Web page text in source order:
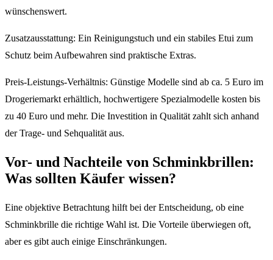
wünschenswert.
Zusatzausstattung: Ein Reinigungstuch und ein stabiles Etui zum
Schutz beim Aufbewahren sind praktische Extras.
Preis-Leistungs-Verhältnis: Günstige Modelle sind ab ca. 5 Euro im
Drogeriemarkt erhältlich, hochwertigere Spezialmodelle kosten bis
zu 40 Euro und mehr. Die Investition in Qualität zahlt sich anhand
der Trage- und Sehqualität aus.
Vor- und Nachteile von Schminkbrillen:
Was sollten Käufer wissen?
Eine objektive Betrachtung hilft bei der Entscheidung, ob eine
Schminkbrille die richtige Wahl ist. Die Vorteile überwiegen oft,
aber es gibt auch einige Einschränkungen.